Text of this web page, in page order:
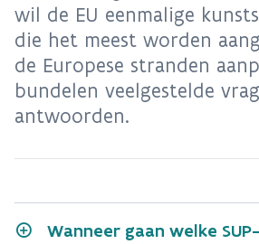
wil de EU eenmalige
die het meest worden
de Europese stranden
bundelen veelgestelde
antwoorden.
Wanneer gaan welke